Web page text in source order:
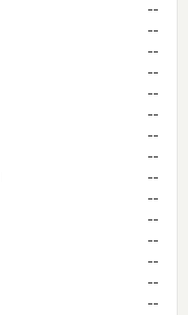
--
--
--
--
--
--
--
--
--
--
--
--
--
--
--